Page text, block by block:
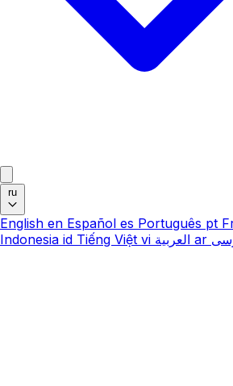
ru
English en Español es Português pt
Indonesia id Tiếng Việt vi العربية ar